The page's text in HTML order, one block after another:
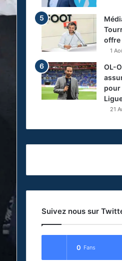
offre
1
OL-
pour
21
Suivez nous sur
0 Fans